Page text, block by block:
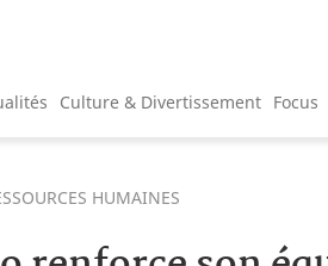
Culture & Divertissement Focus
HUMAINES